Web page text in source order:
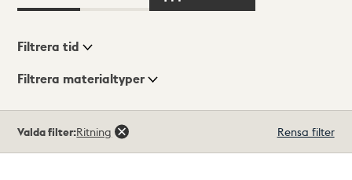
Visningsläge
Filtrera tid
Filtrera materialtyper
träffar
Valda filter:Ritning Rensa filter